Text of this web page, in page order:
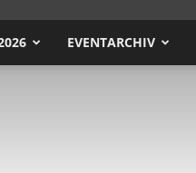
EVENTARCHIV